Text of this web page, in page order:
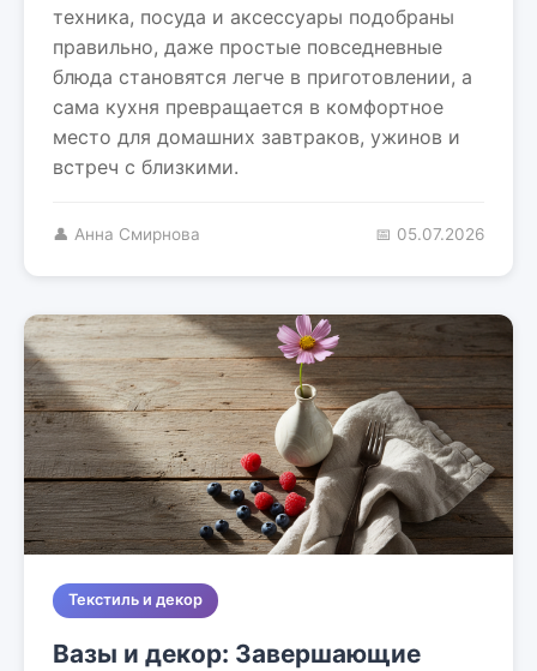
техника, посуда и аксессуары подобраны
правильно, даже простые повседневные
блюда становятся легче в приготовлении, а
сама кухня превращается в комфортное
место для домашних завтраков, ужинов и
встреч с близкими.
👤 Анна Смирнова 📅 05.07.2026
Текстиль и декор
Вазы и декор: Завершающие